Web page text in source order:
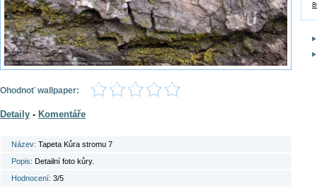
Ohodnoť wallpaper:
Detaily - Komentáře
Název: Tapeta Kůra stromu 7
Popis: Detailní foto kůry.
Hodnocení: 3/5